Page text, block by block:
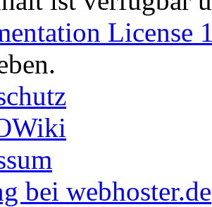
License
bei webhoster.de